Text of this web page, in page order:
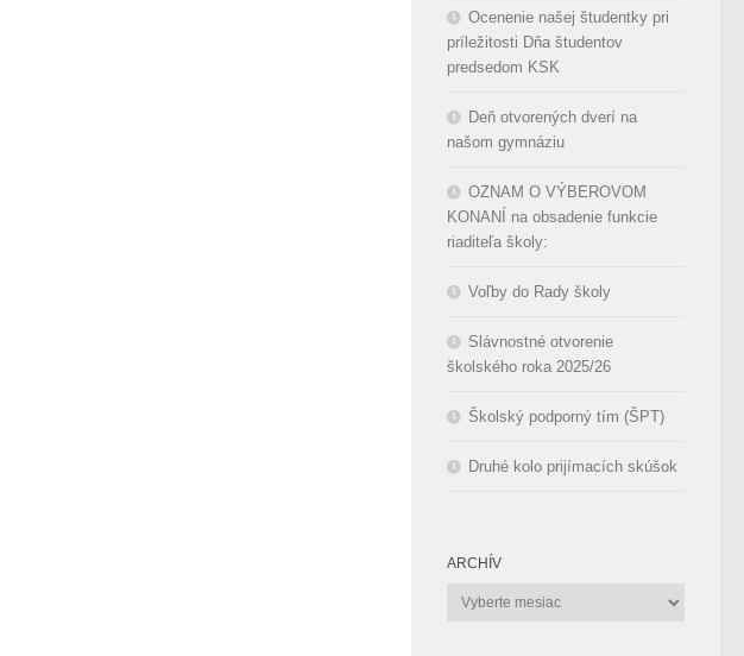
Ocenenie našej študentky pri
príležitosti Dňa študentov
predsedom KSK
Deň otvorených dverí na
našom gymnáziu
OZNAM O VÝBEROVOM
KONANÍ na obsadenie funkcie
riaditeľa školy:
Voľby do Rady školy
Slávnostné otvorenie
školského roka 2025/26
Školský podporný tím (ŠPT)
Druhé kolo prijímacích skúšok
ARCHÍV
Archív